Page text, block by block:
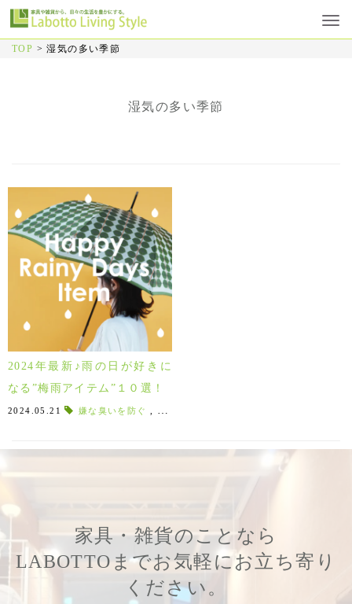
TOP >湿気の多い季節
湿気の多い季節
2024年最新♪雨の日が好きに
なる”梅雨アイテム”１０選！
2024.05.21 嫌な臭いを防ぐ
家具・雑貨のことなら
LABOTTOまでお気軽にお立ち寄り
ください。